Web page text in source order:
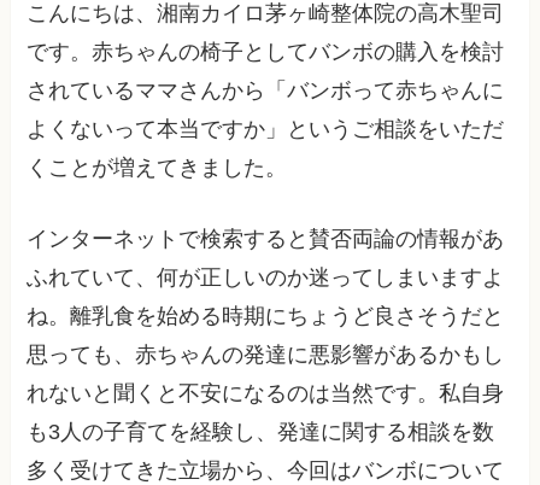
こんにちは、湘南カイロ茅ヶ崎整体院の高木聖司
です。赤ちゃんの椅子としてバンボの購入を検討
されているママさんから「バンボって赤ちゃんに
よくないって本当ですか」というご相談をいただ
くことが増えてきました。
インターネットで検索すると賛否両論の情報があ
ふれていて、何が正しいのか迷ってしまいますよ
ね。離乳食を始める時期にちょうど良さそうだと
思っても、赤ちゃんの発達に悪影響があるかもし
れないと聞くと不安になるのは当然です。私自身
も3人の子育てを経験し、発達に関する相談を数
多く受けてきた立場から、今回はバンボについて